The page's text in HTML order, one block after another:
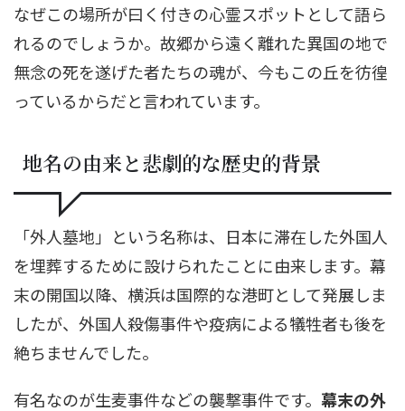
なぜこの場所が曰く付きの心霊スポットとして語ら
れるのでしょうか。故郷から遠く離れた異国の地で
無念の死を遂げた者たちの魂が、今もこの丘を彷徨
っているからだと言われています。
地名の由来と悲劇的な歴史的背景
「外人墓地」という名称は、日本に滞在した外国人
を埋葬するために設けられたことに由来します。幕
末の開国以降、横浜は国際的な港町として発展しま
したが、外国人殺傷事件や疫病による犠牲者も後を
絶ちませんでした。
有名なのが生麦事件などの襲撃事件です。 幕末の外